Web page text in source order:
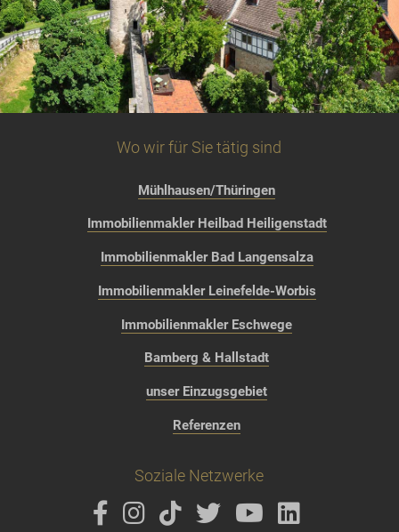
Wo wir für Sie tätig sind
Mühlhausen/Thüringen
Immobilienmakler Heilbad Heiligenstadt
Immobilienmakler Bad Langensalza
Immobilienmakler Leinefelde-Worbis
Immobilienmakler Eschwege
Bamberg & Hallstadt
unser Einzugsgebiet
Referenzen
Soziale Netzwerke